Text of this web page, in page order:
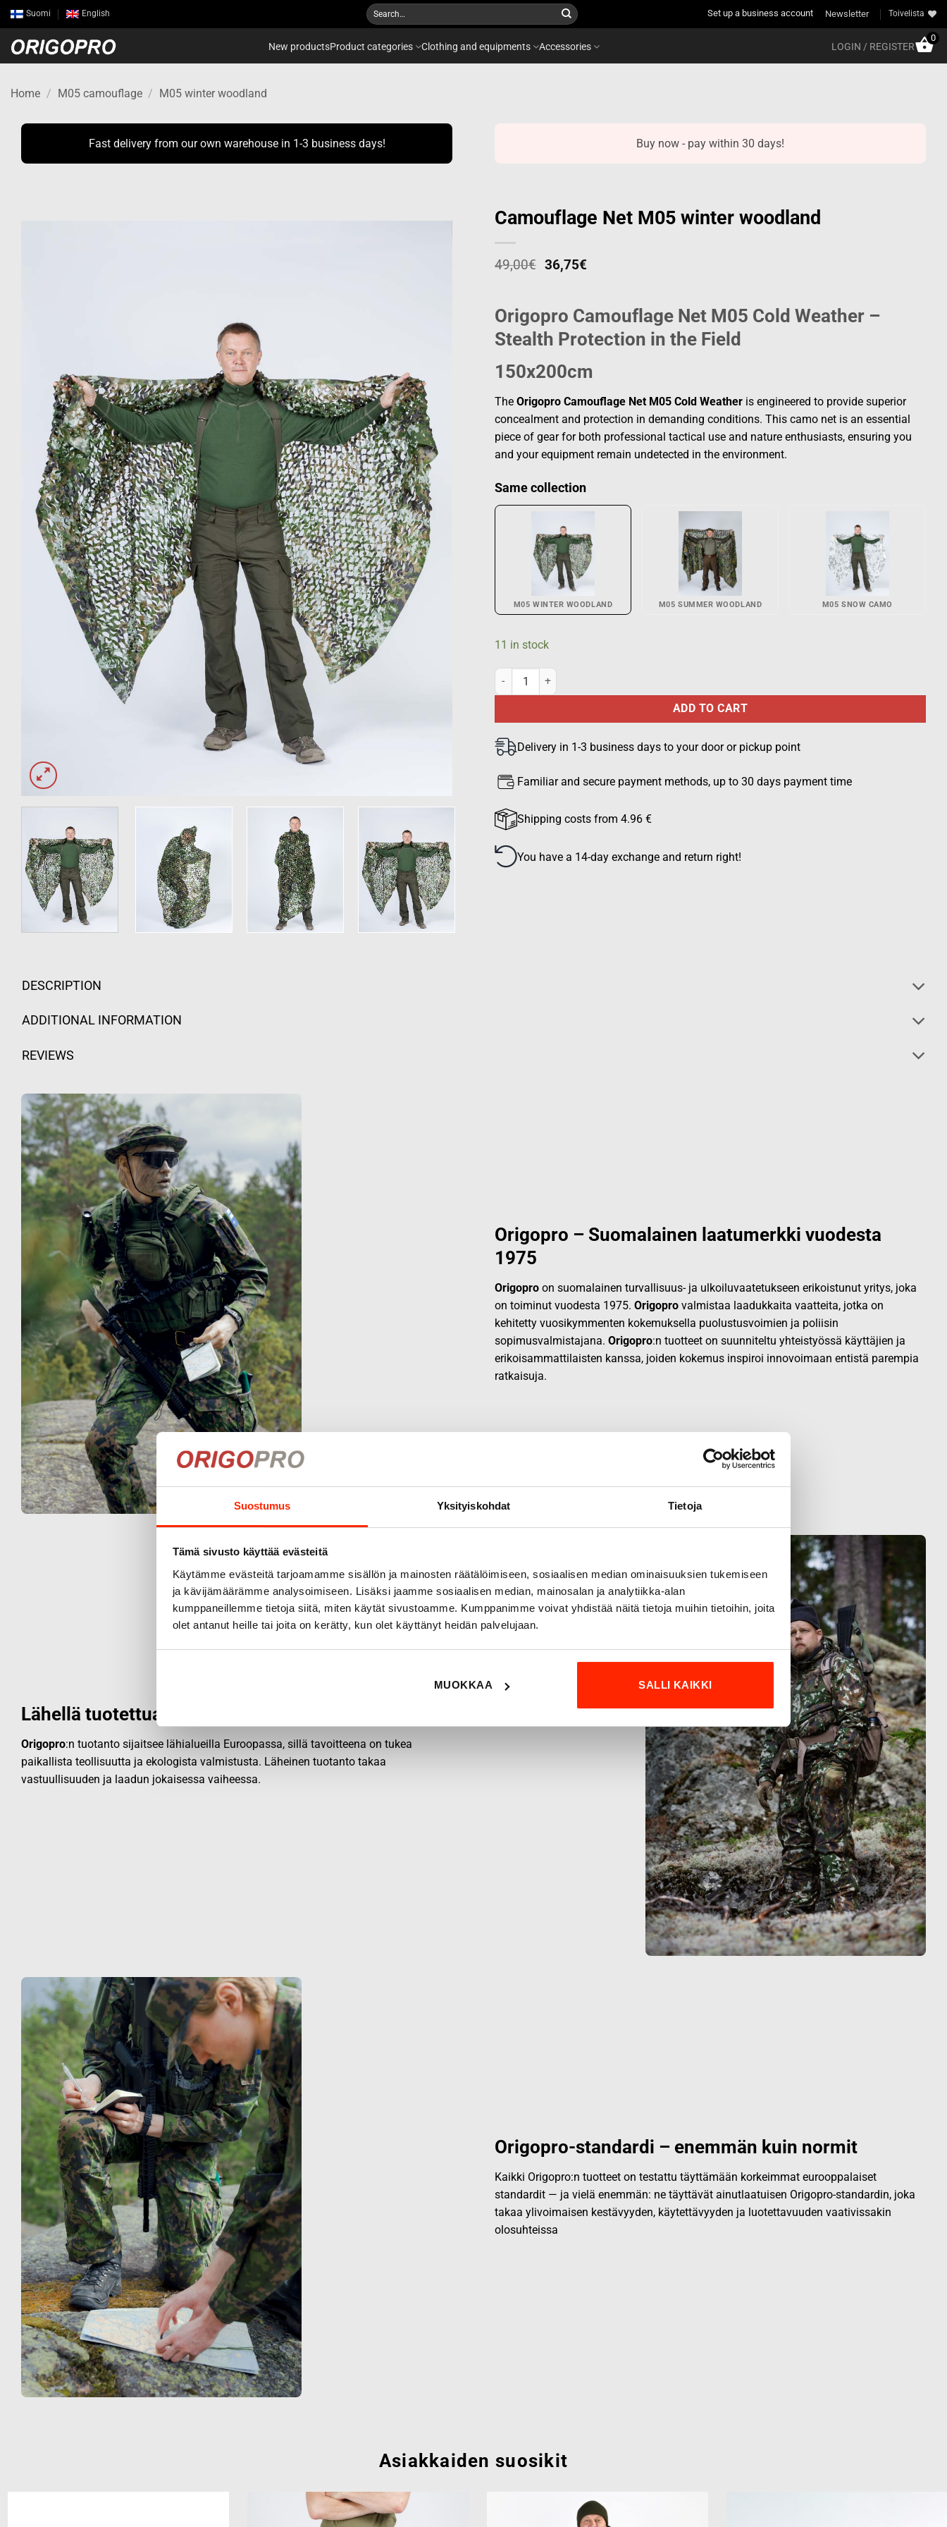
Suostumus Yksityiskohdat Tietoja
Tämä sivusto käyttää evästeitä
Käytämme evästeitä tarjoamamme sisällön ja mainosten räätälöimiseen, sosiaalisen median ominaisuuksien tukemiseen
ja kävijämäärämme analysoimiseen. Lisäksi jaamme sosiaalisen median, mainosalan ja analytiikka-alan
kumppaneillemme tietoja siitä, miten käytät sivustoamme. Kumppanimme voivat yhdistää näitä tietoja muihin tietoihin, joita
olet antanut heille tai joita on kerätty, kun olet käyttänyt heidän palvelujaan.
MUOKKAA SALLI KAIKKI
Skip
to
content
Suomi English
Search
for:
Set up a business account Newsletter Toivelista
New productsProduct categories Clothing and equipments Accessories LOGIN / REGISTER
0
Home / M05 camouflage / M05 winter woodland
Fast delivery from our own warehouse in 1-3 business days! Buy now - pay within 30 days!
Camouflage Net M05 winter woodland
49,00€ 36,75€
Origopro Camouflage Net M05 Cold Weather –
Stealth Protection in the Field
150x200cm
The Origopro Camouflage Net M05 Cold Weather is engineered to provide superior
concealment and protection in demanding conditions. This camo net is an essential
piece of gear for both professional tactical use and nature enthusiasts, ensuring you
and your equipment remain undetected in the environment.
Same collection
M05 WINTER WOODLAND M05 SUMMER WOODLAND M05 SNOW CAMO
11 in stock
Camouflage Net M05 winter woodland quantity
ADD TO CART
Delivery in 1-3 business days to your door or pickup point
Familiar and secure payment methods, up to 30 days payment time
Shipping costs from 4.96 €
You have a 14-day exchange and return right!
DESCRIPTION
ADDITIONAL INFORMATION
REVIEWS
Origopro – Suomalainen laatumerkki vuodesta
1975
Origopro on suomalainen turvallisuus- ja ulkoiluvaatetukseen erikoistunut yritys, joka
on toiminut vuodesta 1975. Origopro valmistaa laadukkaita vaatteita, jotka on
kehitetty vuosikymmenten kokemuksella puolustusvoimien ja poliisin
sopimusvalmistajana. Origopro:n tuotteet on suunniteltu yhteistyössä käyttäjien ja
erikoisammattilaisten kanssa, joiden kokemus inspiroi innovoimaan entistä parempia
ratkaisuja.
Lähellä tuotettua laatua
Origopro:n tuotanto sijaitsee lähialueilla Euroopassa, sillä tavoitteena on tukea
paikallista teollisuutta ja ekologista valmistusta. Läheinen tuotanto takaa
vastuullisuuden ja laadun jokaisessa vaiheessa.
Origopro-standardi – enemmän kuin normit
Kaikki Origopro:n tuotteet on testattu täyttämään korkeimmat eurooppalaiset
standardit — ja vielä enemmän: ne täyttävät ainutlaatuisen Origopro-standardin, joka
takaa ylivoimaisen kestävyyden, käytettävyyden ja luotettavuuden vaativissakin
olosuhteissa
Asiakkaiden suosikit